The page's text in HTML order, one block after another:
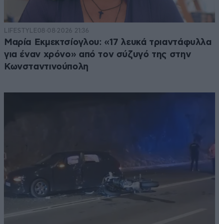
LIFESTYLE08·08·2026 21:36
Μαρία Εκμεκτσίογλου: «17 λευκά τριαντάφυλλα
για έναν χρόνο» από τον σύζυγό της στην
Κωνσταντινούπολη